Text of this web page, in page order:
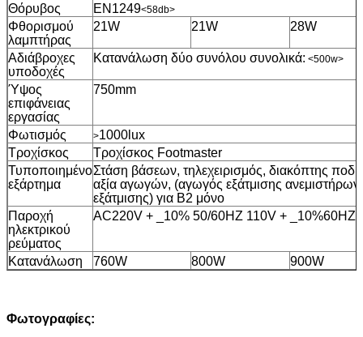
Θόρυβος
EN1249<58db>
Φθορισμού
λαμπτήρας
21W 21W 28W
Αδιάβροχες
υποδοχές
Κατανάλωση δύο συνόλου συνολικά: <500w>
Ύψος
επιφάνειας
εργασίας
750mm
Φωτισμός >1000lux
Τροχίσκος
Τροχίσκος Footmaster
Τυποποιημένο
εξάρτημα
Στάση βάσεων, τηλεχειρισμός, διακόπτης
αξία αγωγών, (αγωγός εξάτμισης ανεμιστήρων
εξάτμισης) για B2 μόνο
Παροχή
ηλεκτρικού
ρεύματος
AC220V + _10% 50/60HZ 110V + _10%60HZ
Κατανάλωση 760W 800W 900W
Φωτογραφίες: